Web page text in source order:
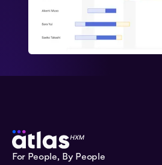
For People, By People